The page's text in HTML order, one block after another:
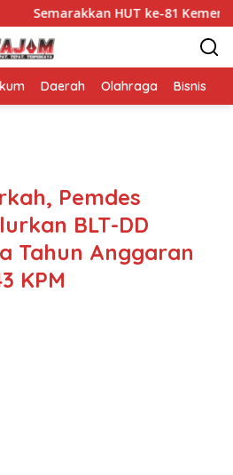
HUT ke-81 Kemerdekaan RI,
Daerah Olahraga Bisnis
Pemdes
BLT-DD
Tahun Anggaran
KPM